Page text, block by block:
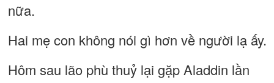
nữa.
Hai mẹ con không nói gì hơn về người lạ ấy.
Hôm sau lão phù thuỷ lại gặp Aladdin lần